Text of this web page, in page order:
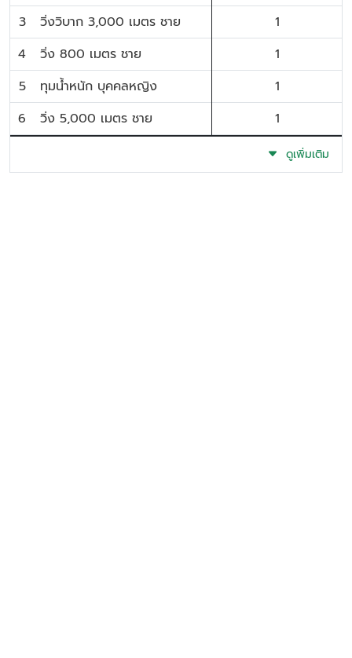
3
วิ่งวิบาก 3,000 เมตร ชาย
1
4
วิ่ง 800 เมตร ชาย
1
5
ทุมน้ำหนัก บุคคลหญิง
1
6
วิ่ง 5,000 เมตร ชาย 1
ดูเพิ่มเติม